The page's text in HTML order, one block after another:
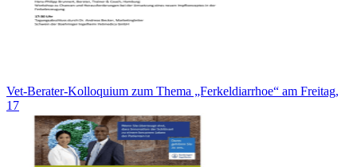
Vet-Berater-Kolloquium zum Thema „Ferkeldiarrhoe“ am Freitag,
17